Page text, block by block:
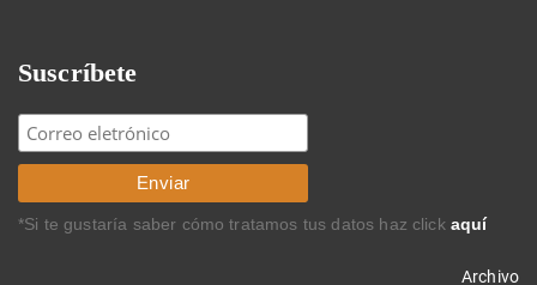
Suscríbete
*Si te gustaría saber cómo tratamos tus datos haz click aquí
Archivo